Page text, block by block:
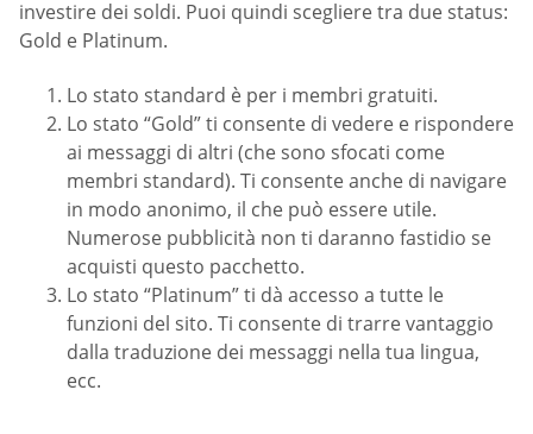
investire dei soldi. Puoi quindi scegliere tra due status:
Gold e Platinum.
Lo stato standard è per i membri gratuiti.
Lo stato “Gold” ti consente di vedere e rispondere
ai messaggi di altri (che sono sfocati come
membri standard). Ti consente anche di navigare
in modo anonimo, il che può essere utile.
Numerose pubblicità non ti daranno fastidio se
acquisti questo pacchetto.
Lo stato “Platinum” ti dà accesso a tutte le
funzioni del sito. Ti consente di trarre vantaggio
dalla traduzione dei messaggi nella tua lingua,
ecc.